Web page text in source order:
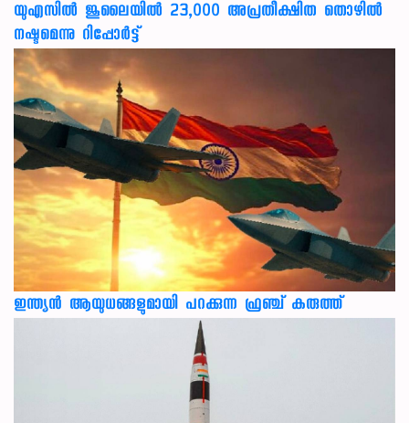
യുഎസില്‍ ജൂലൈയില്‍ 23,000 അപ്രതീക്ഷിത തൊഴില്‍
നഷ്ടമെന്നു റിപ്പോര്‍ട്ട്
ഇന്ത്യൻ ആയുധങ്ങളുമായി പറക്കുന്ന ഫ്രഞ്ച് കരുത്ത്